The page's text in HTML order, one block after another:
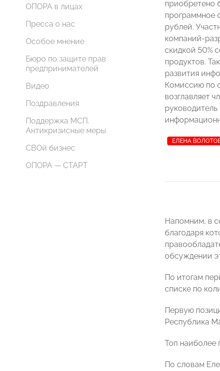
ОПОРА в лицах
Пресса о нас
Особое мнение
Бюро по защите прав
предпринимателей
Видео
Поздравления
Поддержка МСП.
Антикризисные меры
СВОй бизнес
ОПОРА — СТАРТ
приобретено
программное
рублей.
компаний-
скидкой 50%
продуктов.
развития
Комиссию по
возглавляет
ЕЛЕНА
Напомним, в
благодаря
обсуждении
По итогам
списке по
Первую
Республика
Топ наиболее
По словам